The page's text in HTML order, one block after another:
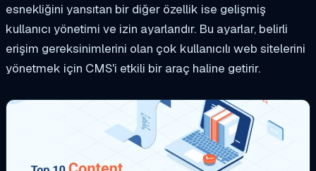
esnekliğini yansıtan bir diğer özellik ise gelişmiş
kullanıcı yönetimi ve izin ayarlarıdır. Bu ayarlar, belirli
erişim gereksinimlerini olan çok kullanıcılı web sitelerini
yönetmek için CMS'i etkili bir araç haline getirir.